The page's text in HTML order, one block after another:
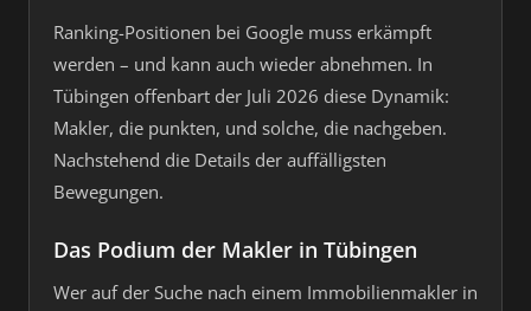
Ranking-Positionen bei Google muss erkämpft
werden – und kann auch wieder abnehmen. In
Tübingen offenbart der Juli 2026 diese Dynamik:
Makler, die punkten, und solche, die nachgeben.
Nachstehend die Details der auffälligsten
Bewegungen.
Das Podium der Makler in Tübingen
Wer auf der Suche nach einem Immobilienmakler in